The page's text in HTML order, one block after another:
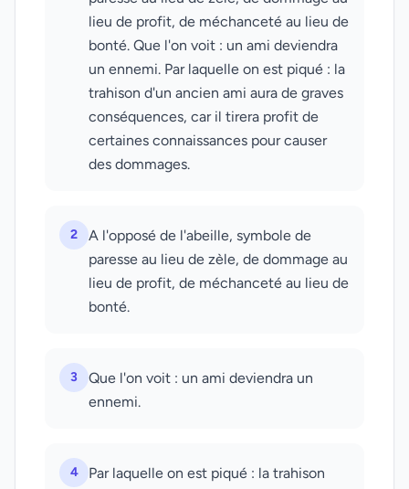
lieu de profit, de méchanceté au lieu de
bonté. Que l'on voit : un ami deviendra
un ennemi. Par laquelle on est piqué : la
trahison d'un ancien ami aura de graves
conséquences, car il tirera profit de
certaines connaissances pour causer
des dommages.
2
A l'opposé de l'abeille, symbole de
paresse au lieu de zèle, de dommage au
lieu de profit, de méchanceté au lieu de
bonté.
3
Que l'on voit : un ami deviendra un
ennemi.
4
Par laquelle on est piqué : la trahison